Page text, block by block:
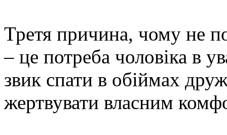
Третя причина, чому не
– це потреба чоловіка в
звик спати в обіймах
жертвувати власним